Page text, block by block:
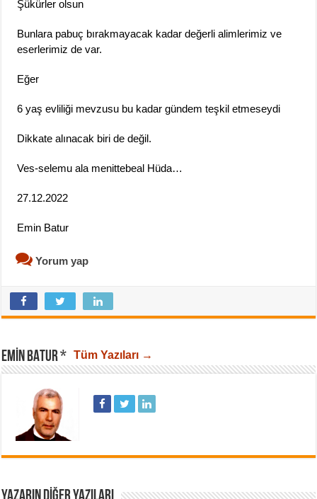
Şükürler olsun
Bunlara pabuç bırakmayacak kadar değerli alimlerimiz ve
eserlerimiz de var.
Eğer
6 yaş evliliği mevzusu bu kadar gündem teşkil etmeseydi
Dikkate alınacak biri de değil.
Ves-selemu ala menittebeal Hüda…
27.12.2022
Emin Batur
Yorum yap
EMIN BATUR * Tüm Yazıları →